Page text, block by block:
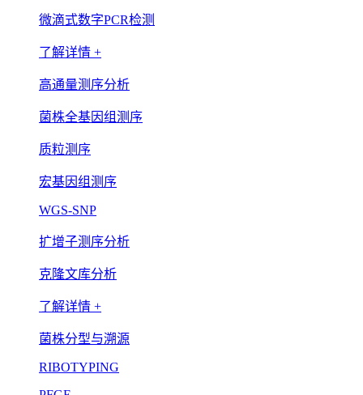
微滴式数字PCR检测
了解详情 +
高通量测序分析
菌株全基因组测序
质粒测序
宏基因组测序
WGS-SNP
扩增子测序分析
克隆文库分析
了解详情 +
菌株分型与溯源
RIBOTYPING